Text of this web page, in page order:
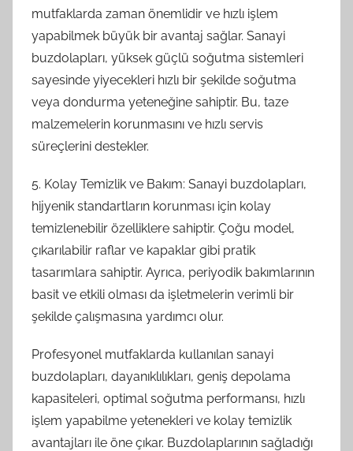
mutfaklarda zaman önemlidir ve hızlı işlem
yapabilmek büyük bir avantaj sağlar. Sanayi
buzdolapları, yüksek güçlü soğutma sistemleri
sayesinde yiyecekleri hızlı bir şekilde soğutma
veya dondurma yeteneğine sahiptir. Bu, taze
malzemelerin korunmasını ve hızlı servis
süreçlerini destekler.
5. Kolay Temizlik ve Bakım: Sanayi buzdolapları,
hijyenik standartların korunması için kolay
temizlenebilir özelliklere sahiptir. Çoğu model,
çıkarılabilir raflar ve kapaklar gibi pratik
tasarımlara sahiptir. Ayrıca, periyodik bakımlarının
basit ve etkili olması da işletmelerin verimli bir
şekilde çalışmasına yardımcı olur.
Profesyonel mutfaklarda kullanılan sanayi
buzdolapları, dayanıklılıkları, geniş depolama
kapasiteleri, optimal soğutma performansı, hızlı
işlem yapabilme yetenekleri ve kolay temizlik
avantajları ile öne çıkar. Buzdolaplarının sağladığı